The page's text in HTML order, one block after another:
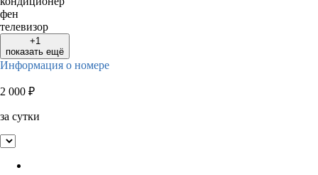
фен
телевизор
+1
показать ещё
Информация о номере
2 000 ₽
за сутки